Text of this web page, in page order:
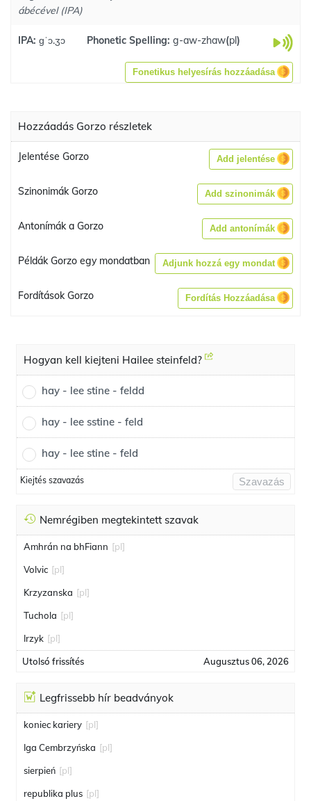
ábécével (IPA)
IPA: ɡˈɔ.ʒɔ Phonetic Spelling: g-aw-zhaw(pl)
Fonetikus helyesírás hozzáadása
Hozzáadás Gorzo részletek
Jelentése Gorzo Add jelentése
Szinonimák Gorzo Add szinonimák
Antonímák a Gorzo Add antonímák
Példák Gorzo egy mondatban Adjunk hozzá egy mondat
Fordítások Gorzo Fordítás Hozzáadása
Hogyan kell kiejteni Hailee steinfeld?
hay - lee stine - feldd
hay - lee sstine - feld
hay - lee stine - feld
Kiejtés szavazás Szavazás
Nemrégiben megtekintett szavak
Amhrán na bhFiann [pl]
Volvic [pl]
Krzyzanska [pl]
Tuchola [pl]
Irzyk [pl]
Utolsó frissítés Augusztus 06, 2026
Legfrissebb hír beadványok
koniec kariery [pl]
Iga Cembrzyńska [pl]
sierpień [pl]
republika plus [pl]